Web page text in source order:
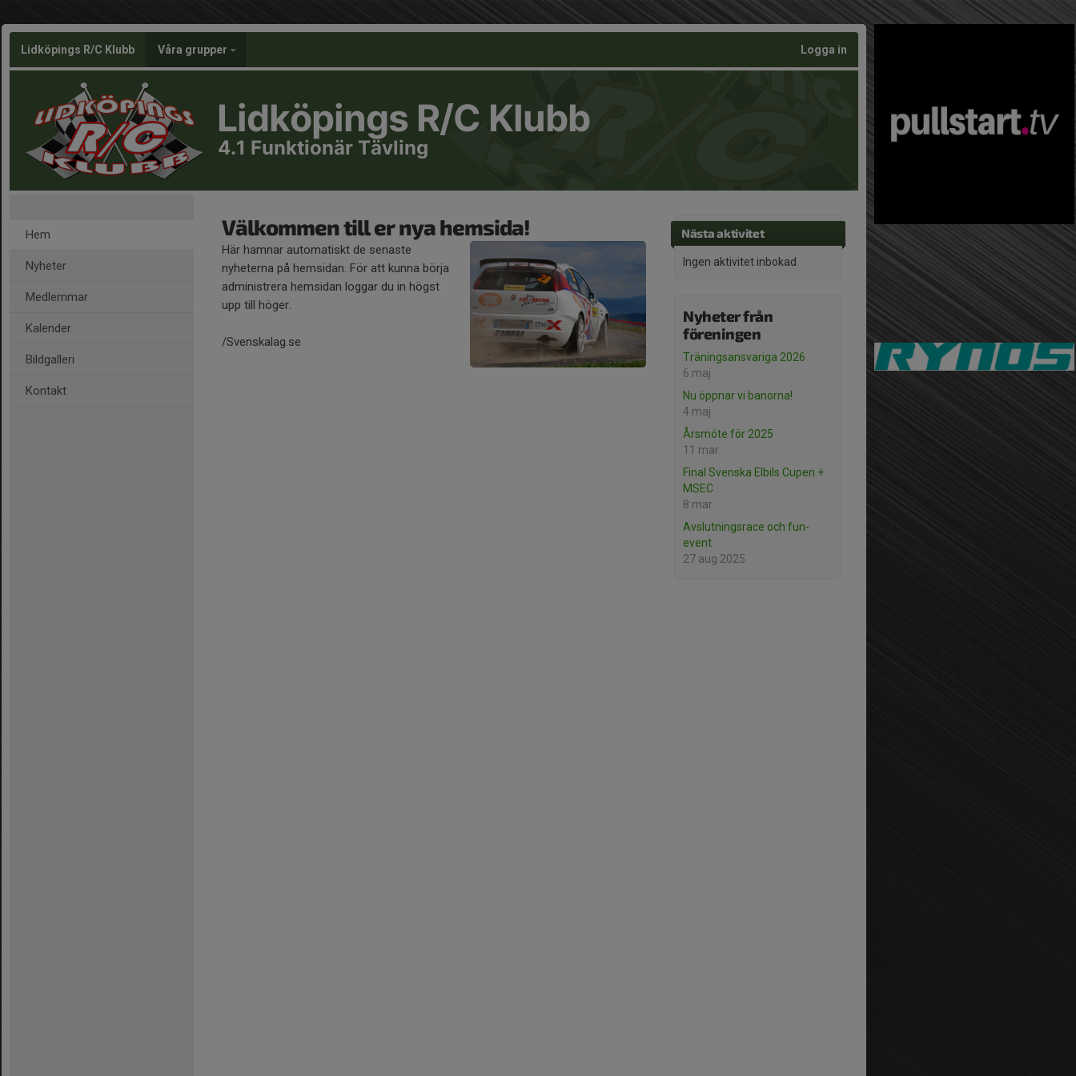
Lidköpings R/C Klubb Våra grupper Logga in
Lidköpings R/C Klubb
4.1 Funktionär Tävling
Hem
Nyheter
Medlemmar
Kalender
Bildgalleri
Kontakt
Nästa aktivitet
Ingen aktivitet inbokad
Nyheter från
föreningen
Träningsansvariga 2026
6 maj
Nu öppnar vi banorna!
4 maj
Årsmöte för 2025
11 mar
Final Svenska Elbils Cupen +
MSEC
8 mar
Avslutningsrace och fun-
event
27 aug 2025
Välkommen till er nya hemsida!
Här hamnar automatiskt de senaste
nyheterna på hemsidan. För att kunna börja
administrera hemsidan loggar du in högst
upp till höger.
/Svenskalag.se